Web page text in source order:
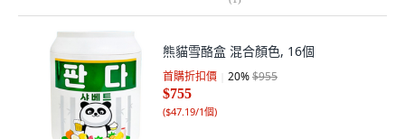
熊貓雪酪盒 混合顏色, 16個
首購折扣價 20%$955
$755
($47.19/1個)